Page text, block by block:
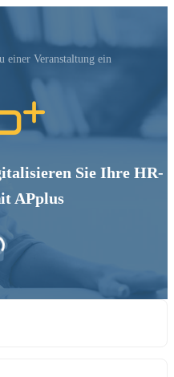
einer Veranstaltung ein
Sie Ihre HR-
APplus